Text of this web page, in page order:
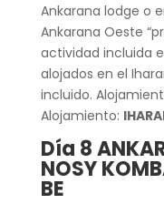
Ankarana lodge o
Ankarana Oeste
actividad incluida
alojados en el
incluido.
Alojamiento:
Día 8
NOSY
BE